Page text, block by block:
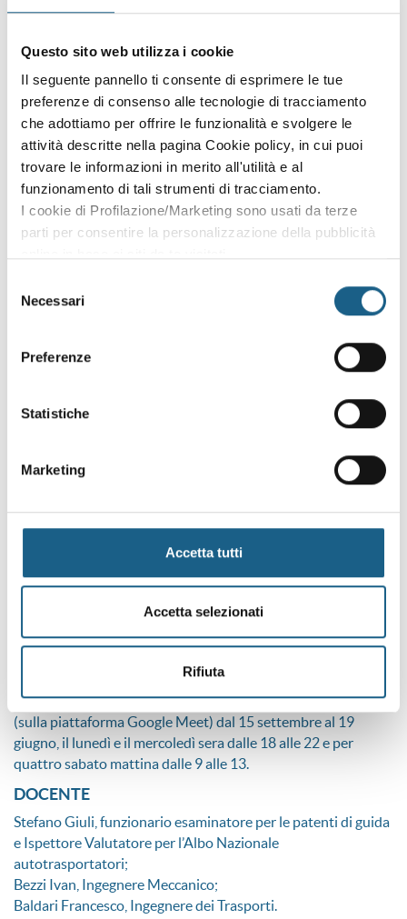
Questo sito web utilizza i cookie
Il seguente pannello ti consente di esprimere le tue
preferenze di consenso alle tecnologie di tracciamento
che adottiamo per offrire le funzionalità e svolgere le
attività descritte nella pagina Cookie policy, in cui puoi
trovare le informazioni in merito all'utilità e al
funzionamento di tali strumenti di tracciamento.
I cookie di Profilazione/Marketing sono usati da terze
parti per consentire la personalizzazione della pubblicità
qualsiasi momento. Consulta anche la nostra Privacy
delNecessari
Preferenze
Statistiche
Marketing
Accetta tutti
Accetta selezionati
Rifiuta
ARGOMENTI TRATTATI
Tecnologia dei veicoli
Unità di misura, forze, moto, energia
Principi di meccanica, cinematica e dinamica
Motoristica, handling, frenatura, trasmissione e sospensione
Componentistica e dispositivi
Materiali e propulsione
Principi di fisica tecnica
Motori a combustione, ibridi e elettrici,
Comportamento meccanico dei materiali
Centraline, mappature, parametri
Sensori e aiuti di guida
di frequenza del Modulo A per Ispettore di Revisione, nel
rispetto delle normative:
TERMINE ISCRIZIONI
CALENDARIO
Le lezioni si terranno in parte in presenza (presso la sede di
FORMart in Via Paradigna, 63/A a Parma) e in parte online
(sulla piattaforma Google Meet) dal 15 settembre al 19
giugno, il lunedì e il mercoledì sera dalle 18 alle 22 e per
quattro sabato mattina dalle 9 alle 13.
DOCENTE
Stefano Giuli, funzionario esaminatore per le patenti di guida
e Ispettore Valutatore per l’Albo Nazionale
autotrasportatori;
Bezzi Ivan, Ingegnere Meccanico;
Baldari Francesco, Ingegnere dei Trasporti.